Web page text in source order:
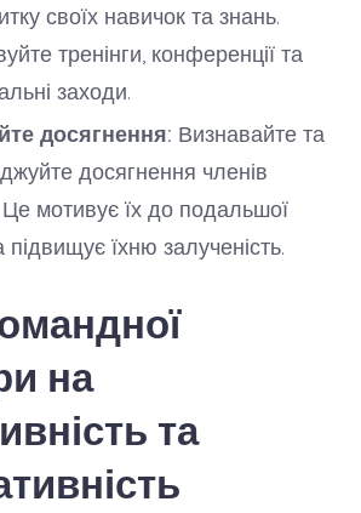
своїх навичок та знань.
тренінги, конференції та
заходи.
досягнення: Визнавайте та
досягнення членів
мотивує їх до подальшої
підвищує їхню залученість.
на
та